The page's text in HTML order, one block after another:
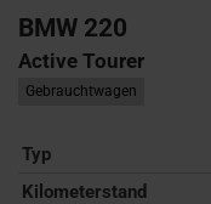
BMW 220
Active Tourer
Gebrauchtwagen
Typ
Kilometerstand